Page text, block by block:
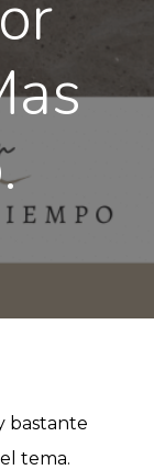
bastante
tema.